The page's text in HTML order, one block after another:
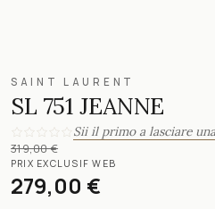
SAINT LAURENT
SL 751 JEANNE
Sii il primo a lasciare
319,00 €
PRIX EXCLUSIF WEB
279,00 €